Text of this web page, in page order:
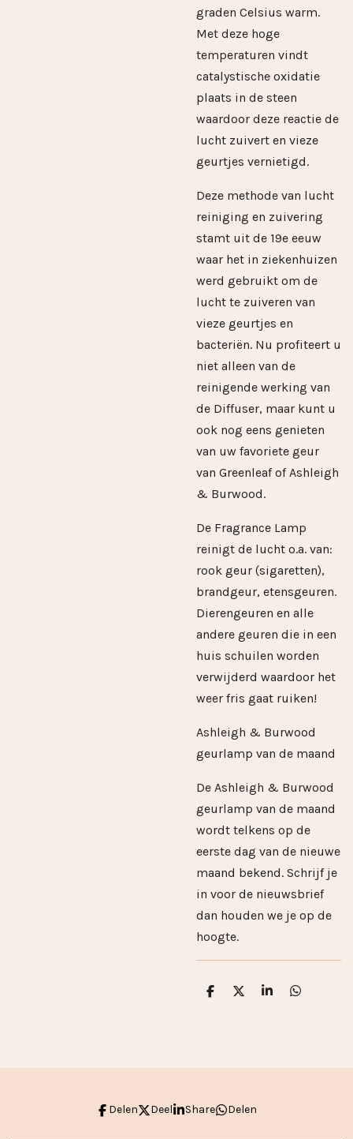
graden Celsius warm.
Met deze hoge
temperaturen vindt
catalystische oxidatie
plaats in de steen
waardoor deze reactie de
lucht zuivert en vieze
geurtjes vernietigd.
Deze methode van lucht
reiniging en zuivering
stamt uit de 19e eeuw
waar het in ziekenhuizen
werd gebruikt om de
lucht te zuiveren van
vieze geurtjes en
bacteriën. Nu profiteert u
niet alleen van de
reinigende werking van
de Diffuser, maar kunt u
ook nog eens genieten
van uw favoriete geur
van Greenleaf of Ashleigh
& Burwood.
De Fragrance Lamp
reinigt de lucht o.a. van:
rook geur (sigaretten),
brandgeur, etensgeuren.
Dierengeuren en alle
andere geuren die in een
huis schuilen worden
verwijderd waardoor het
weer fris gaat ruiken!
Ashleigh & Burwood
geurlamp van de maand
De Ashleigh & Burwood
geurlamp van de maand
wordt telkens op de
eerste dag van de nieuwe
maand bekend. Schrijf je
in voor de nieuwsbrief
dan houden we je op de
hoogte.
D
D
S
D
Delen Deel Share Delen